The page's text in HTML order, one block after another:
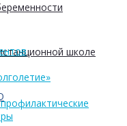
школе